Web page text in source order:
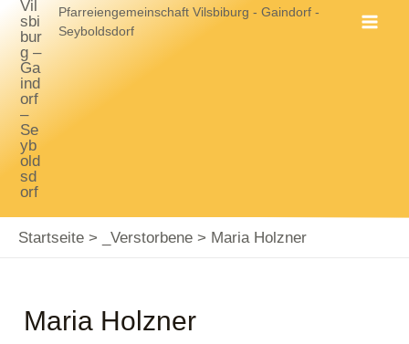
Pfarreiengemeinschaft Vilsbiburg - Gaindorf -
Seyboldsdorf
Startseite _Verstorbene Maria Holzner
Maria Holzner